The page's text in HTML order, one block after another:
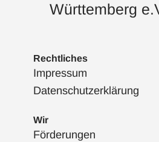
Württemberg
Rechtliches
Impressum
Datenschutzerklärung
Wir
Förderungen